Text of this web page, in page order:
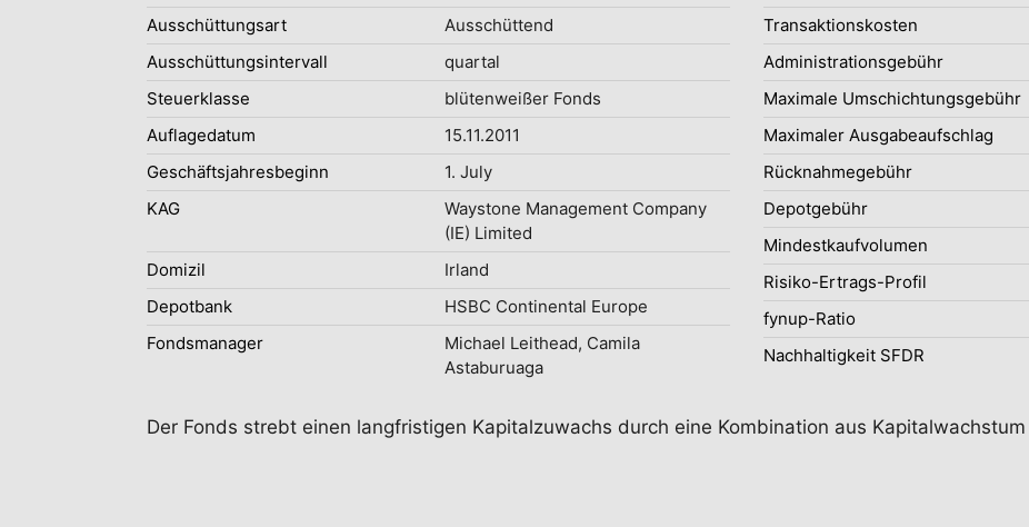
Ausschüttungsart
Ausschüttend
Ausschüttungsintervall
quartal
Steuerklasse
blütenweißer Fonds
Auflagedatum
15.11.2011
Geschäftsjahresbeginn
1. July
KAG
Waystone Management Company
(IE) Limited
Domizil
Irland
Depotbank
HSBC Continental Europe
Fondsmanager
Michael Leithead, Camila
Astaburuaga
Transaktionskosten
Administrationsgebühr
Maximale Umschichtungsgebühr
Maximaler Ausgabeaufschlag
Rücknahmegebühr
Depotgebühr
Mindestkaufvolumen
Risiko-Ertrags-Profil
fynup-Ratio
Nachhaltigkeit SFDR
Der Fonds strebt einen langfristigen Kapitalzuwachs durch eine Kombination aus